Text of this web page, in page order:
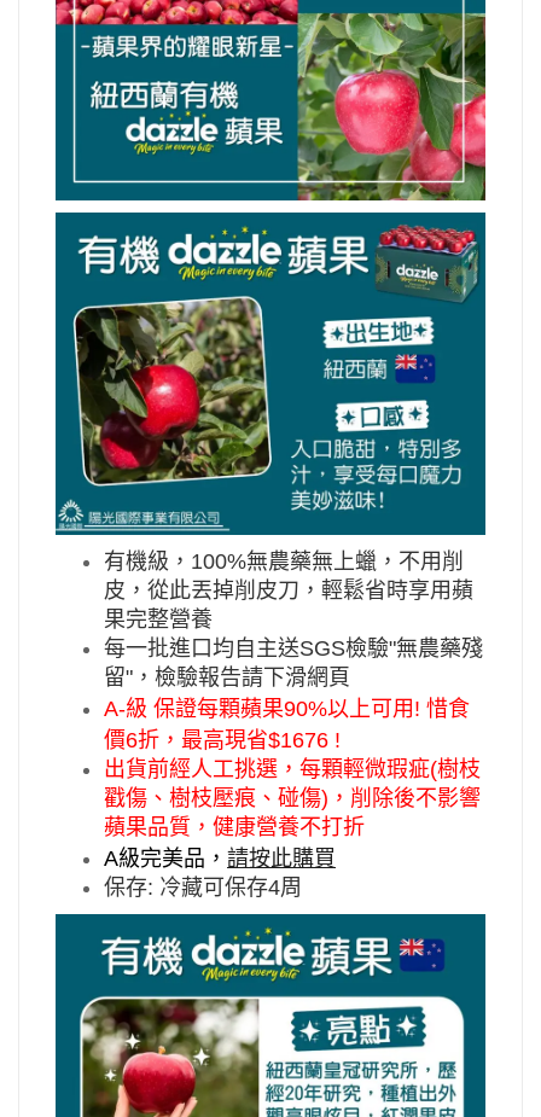
有機級，100%無農藥無上蠟，不用削
皮，從此丟掉削皮刀，輕鬆省時享用蘋
果完整營養
每一批進口均自主送SGS檢驗"無農藥殘
留"，檢驗報告請下滑網頁
A-級 保證每顆蘋果90%以上可用! 惜食
價6折，最高現省$1676 !
出貨前經人工挑選，每顆輕微瑕疵(樹枝
戳傷、樹枝壓痕、碰傷)，削除後不影響
蘋果品質，健康營養不打折
A級完美品， 請按此購買
保存: 冷藏可保存4周